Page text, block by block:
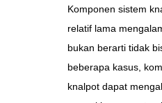
Komponen sistem
relatif lama
bukan berarti tidak
beberapa kasus,
knalpot dapat